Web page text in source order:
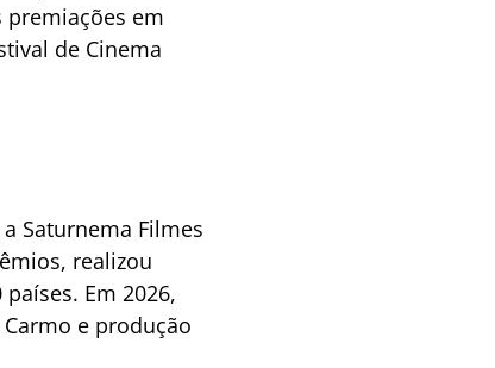
em
de Cinema
Saturnema Filmes
realizou
Em 2026,
e produção